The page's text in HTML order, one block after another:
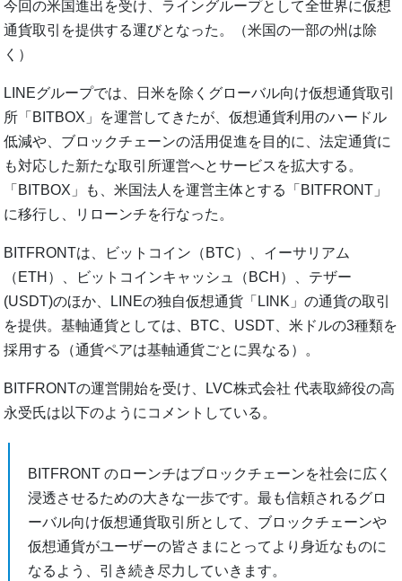
今回の米国進出を受け、ライングループとして全世界に仮想
通貨取引を提供する運びとなった。（米国の一部の州は除
く）
LINEグループでは、日米を除くグローバル向け仮想通貨取引
所「BITBOX」を運営してきたが、仮想通貨利用のハードル
低減や、ブロックチェーンの活用促進を目的に、法定通貨に
も対応した新たな取引所運営へとサービスを拡大する。
「BITBOX」も、米国法人を運営主体とする「BITFRONT」
に移⾏し、リローンチを行なった。
BITFRONTは、ビットコイン（BTC）、イーサリアム
（ETH）、ビットコインキャッシュ（BCH）、テザー
(USDT)のほか、LINEの独自仮想通貨「LINK」の通貨の取引
を提供。基軸通貨としては、BTC、USDT、米ドルの3種類を
採用する（通貨ペアは基軸通貨ごとに異なる）。
BITFRONTの運営開始を受け、LVC株式会社 代表取締役の⾼
永受氏は以下のようにコメントしている。
BITFRONT のローンチはブロックチェーンを社会に広く
浸透させるための⼤きな⼀歩です。最も信頼されるグロ
ーバル向け仮想通貨取引所として、ブロックチェーンや
仮想通貨がユーザーの皆さまにとってより⾝近なものに
なるよう、引き続き尽⼒していきます。